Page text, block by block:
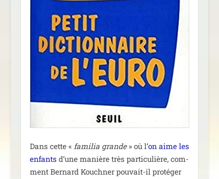
Dans cette « fami­lia grande» où l’on aime les
enfants d’une manière très par­ti­cu­lière, com­
ment Bernard Kouchner pou­vait-il pro­té­ger